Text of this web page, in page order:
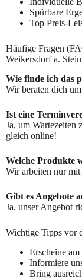
Spürbare
Top Preis-
Häufige Fragen
Weikersdorf a.
Wie finde ich das
Wir beraten dich
Ist eine
Ja, um Wartezeiten
gleich online!
Welche Produkte
Wir arbeiten nur
Gibt es Angebote
Ja, unser Angebot
Wichtige Tipps vor
Erscheine
Informiere
Bring